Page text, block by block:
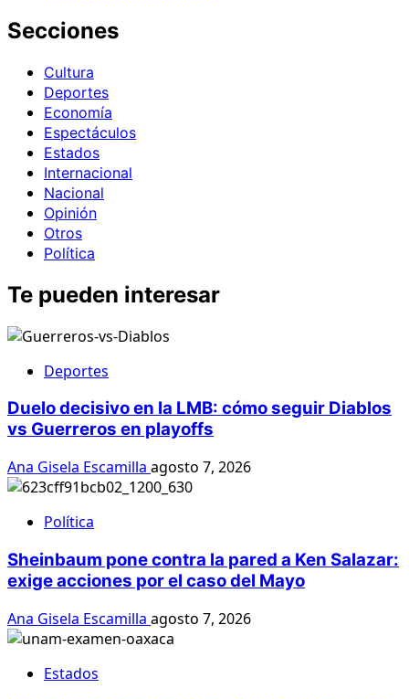
Secciones
Cultura
Deportes
Economía
Espectáculos
Estados
Internacional
Nacional
Opinión
Otros
Política
Te pueden interesar
Deportes
Duelo decisivo en la LMB: cómo seguir Diablos
vs Guerreros en playoffs
Ana Gisela Escamilla agosto 7, 2026
Política
Sheinbaum pone contra la pared a Ken Salazar:
exige acciones por el caso del Mayo
Ana Gisela Escamilla agosto 7, 2026
Estados